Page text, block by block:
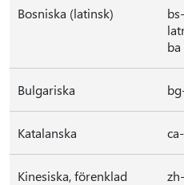
Bosniska (latinsk)
bs-
ba
Bulgariska
Katalanska
Kinesiska, förenklad